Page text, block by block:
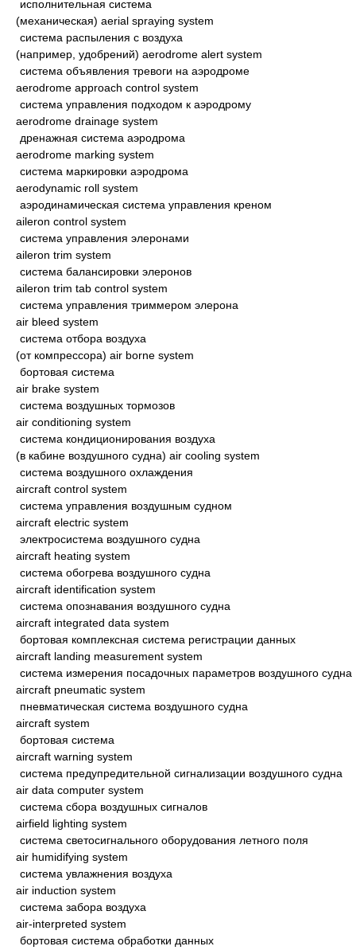
исполнительная система
(механическая) aerial spraying system
система распыления с воздуха
(например, удобрений) aerodrome alert system
система объявления тревоги на аэродроме
aerodrome approach control system
система управления подходом к аэродрому
aerodrome drainage system
дренажная система аэродрома
aerodrome marking system
система маркировки аэродрома
aerodynamic roll system
аэродинамическая система управления креном
aileron control system
система управления элеронами
aileron trim system
система балансировки элеронов
aileron trim tab control system
система управления триммером элерона
air bleed system
система отбора воздуха
(от компрессора) air borne system
бортовая система
air brake system
система воздушных тормозов
air conditioning system
система кондиционирования воздуха
(в кабине воздушного судна) air cooling system
система воздушного охлаждения
aircraft control system
система управления воздушным судном
aircraft electric system
электросистема воздушного судна
aircraft heating system
система обогрева воздушного судна
aircraft identification system
система опознавания воздушного судна
aircraft integrated data system
бортовая комплексная система регистрации данных
aircraft landing measurement system
система измерения посадочных параметров воздушного судна
aircraft pneumatic system
пневматическая система воздушного судна
aircraft system
бортовая система
aircraft warning system
система предупредительной сигнализации воздушного судна
air data computer system
система сбора воздушных сигналов
airfield lighting system
система светосигнального оборудования летного поля
air humidifying system
система увлажнения воздуха
air induction system
система забора воздуха
air-interpreted system
бортовая система обработки данных